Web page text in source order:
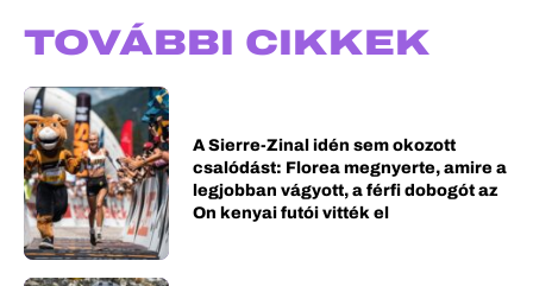
TOVÁBBI CIKKEK
A Sierre-Zinal idén sem okozott
csalódást: Florea megnyerte, amire a
legjobban vágyott, a férfi dobogót az
On kenyai futói vitték el